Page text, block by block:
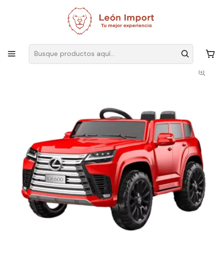
Envíos GRATIS
Juguetes Autos Eléctricos
Camioneta Para Niños Lexus LX600 De 0-4Años Control Remoto